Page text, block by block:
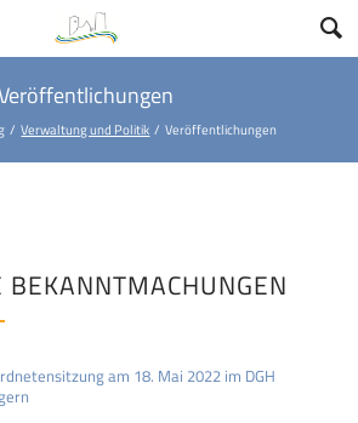
Verwaltung und Politik Veröffentlichungen
am 18. Mai 2022 im DGH